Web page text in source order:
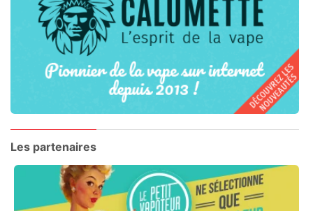
Les partenaires